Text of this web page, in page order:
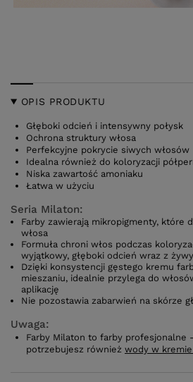
OPIS PRODUKTU
Głęboki odcień i intensywny połysk
Ochrona struktury włosa
Perfekcyjne pokrycie siwych włosów
Idealna również do koloryzacji
Niska zawartość amoniaku
Łatwa w użyciu
Seria Milaton:
Farby zawierają mikropigmenty, które
włosa
Formuła chroni włos podczas
wyjątkowy, głęboki odcień wraz z
Dzięki konsystencji gęstego kremu
mieszaniu, idealnie przylega do
aplikację
Nie pozostawia zabarwień na skórze
Uwaga:
Farby Milaton to farby profesjonalne
potrzebujesz również wody w